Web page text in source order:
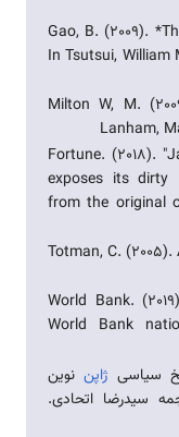
Gao, B. (2009).
In Tsutsui,
Milton W, M.
Lanham,
Fortune. (2018).
exposes its dirty
from the original
Totman, C.
World Bank.
World Bank
ژاپن نوین
سیدرضا اتحادی.